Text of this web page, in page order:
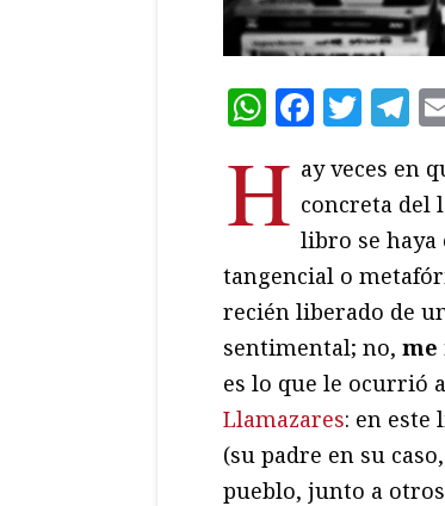
H ay veces en
concreta del
libro se haya
tangencial o
recién liberado de
sentimental; no, me
es lo que le ocurrió
Llamazares: en este
(su padre en su
pueblo, junto a